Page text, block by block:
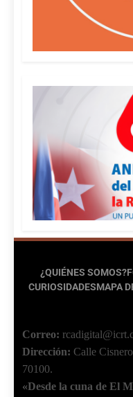
¿QUIÉNES SOMOS?
CURIOSIDADESMAPA
Correo:
Dirección: Calle
70100.
«Desde la cuna de El